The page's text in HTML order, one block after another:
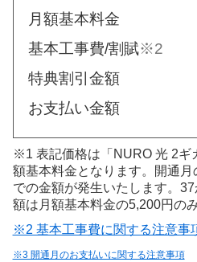
月額基本料金
基本工事費/割賦※2
特典割引金額
お支払い金額
※1 表記価格は「NURO 光 2ギ
額基本料金となります。開通月
での金額が発生いたします。
額は月額基本料金の5,200円の
※2 基本工事費に関する注意事
※3 開通月のお支払いに関する注意事項